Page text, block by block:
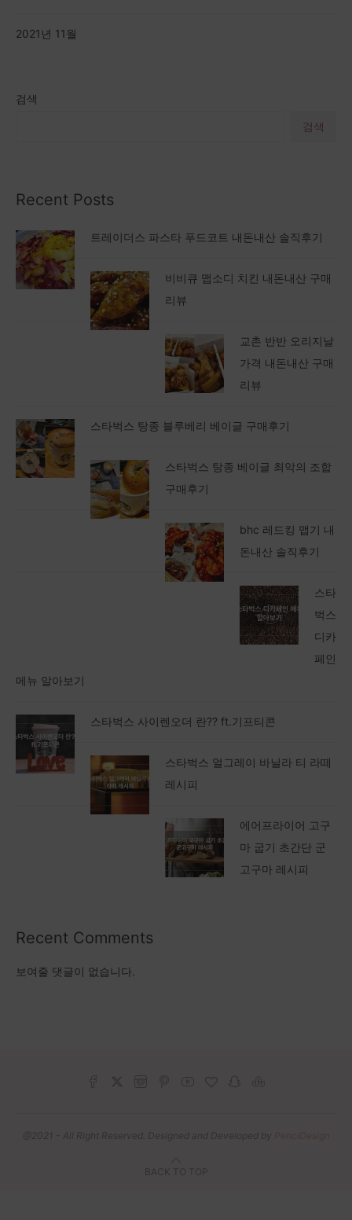
검색
검색
Recent Posts
트레이더스 파스타 푸드코트 내돈내산 솔직후기
비비큐 맵소디 치킨 내돈내산 구매
리뷰
교촌 반반 오리지날
가격 내돈내산 구매
리뷰
스타벅스 탕종 블루베리 베이글 구매후기
스타벅스 탕종 베이글 최악의 조합
구매후기
bhc 레드킹 맵기 내
돈내산 솔직후기
스타
벅스
디카
페인
메뉴 알아보기
스타벅스 사이렌오더 란?? ft.기프티콘
스타벅스 얼그레이 바닐라 티 라떼
레시피
에어프라이어 고구
마 굽기 초간단 군
고구마 레시피
Recent Comments
보여줄 댓글이 없습니다.
2021년 11월
@2021 - All Right Reserved. Designed and Developed by
BACK TO TOP